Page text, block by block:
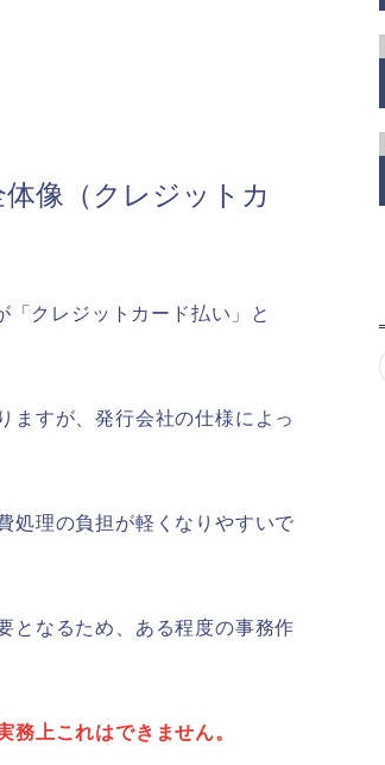
像（クレジットカ
クレジットカード払い」と
ますが、発行会社の仕様によっ
処理の負担が軽くなりやすいで
となるため、ある程度の事務作
務上これはできません。